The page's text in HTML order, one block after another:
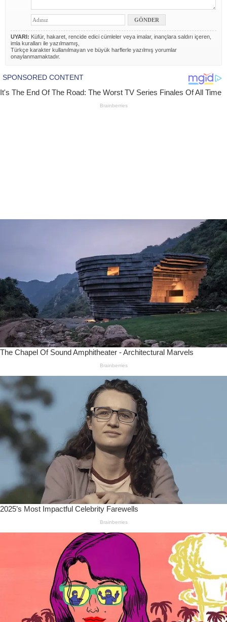
UYARI: Küfür, hakaret, rencide edici cümleler veya imalar, inançlara saldırı içeren,
imla kuralları ile yazılmamış,
Türkçe karakter kullanılmayan ve büyük harflerle yazılmış yorumlar
onaylanmamaktadır.